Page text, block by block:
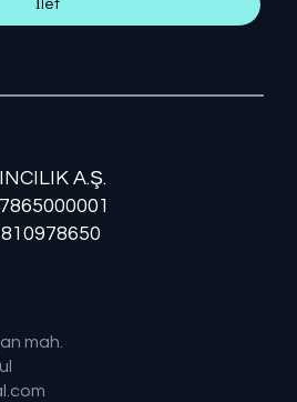
İlet
A.Ş.
mah.